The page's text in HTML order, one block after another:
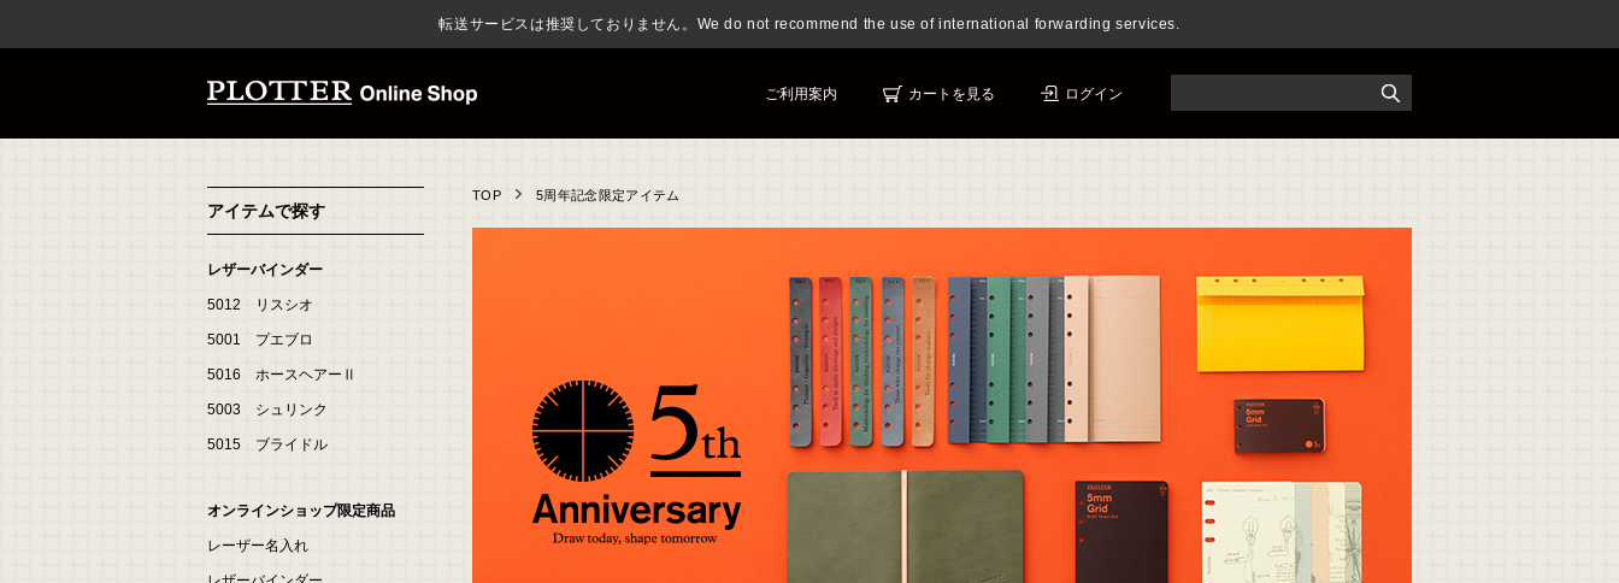
転送サービスは推奨しておりません。We do not recommend the use of international forwarding services.
ご利用案内 カートを見る ログイン
TOP 5周年記念限定アイテム
アイテムで探す
レザーバインダー
5012 リスシオ
5001 プエブロ
5016 ホースヘアーⅡ
5003 シュリンク
5015 ブライドル
オンラインショップ限定商品
レーザー名入れ